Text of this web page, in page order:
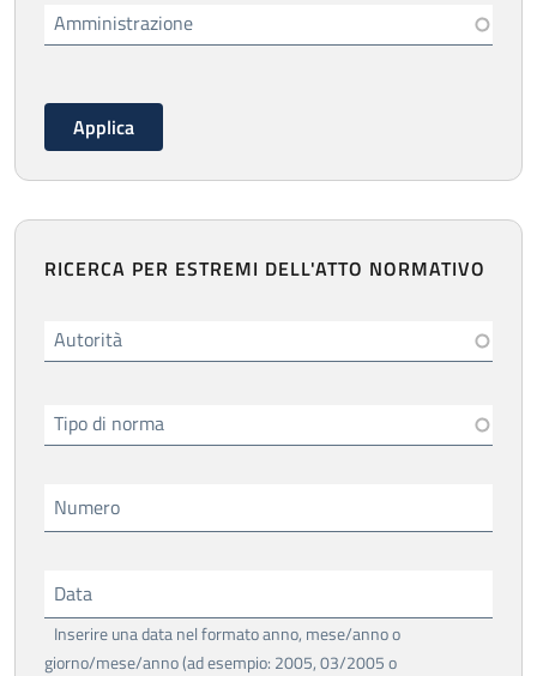
Amministrazione
RICERCA PER ESTREMI DELL'ATTO NORMATIVO
Autorità
Tipo di norma
Numero
Data
Inserire una data nel formato anno, mese/anno o
giorno/mese/anno (ad esempio: 2005, 03/2005 o